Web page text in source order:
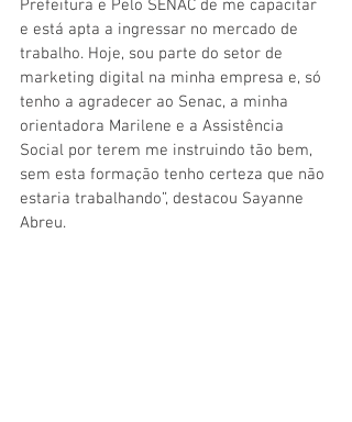
Prefeitura e Pelo SENAC de me capacitar
e está apta a ingressar no mercado de
trabalho. Hoje, sou parte do setor de
marketing digital na minha empresa e, só
tenho a agradecer ao Senac, a minha
orientadora Marilene e a Assistência
Social por terem me instruindo tão bem,
sem esta formação tenho certeza que não
estaria trabalhando”, destacou Sayanne
Abreu.